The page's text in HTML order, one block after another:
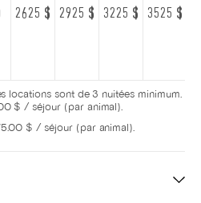
2625 $ 2925 $ 3225 $ 3525 $
locations sont de 3 nuitées minimum.
$ / séjour (par animal).
$ / séjour (par animal).